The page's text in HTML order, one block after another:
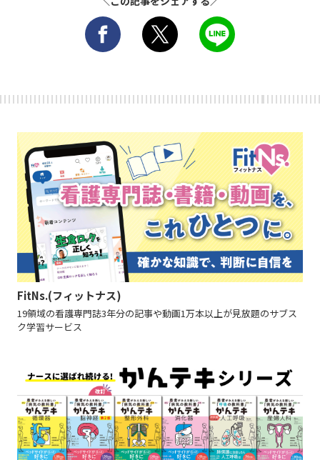
FitNs.(フィットナス)
19領域の看護専門誌3年分の記事や動画1万本以上が見放題のサブス
ク学習サービス